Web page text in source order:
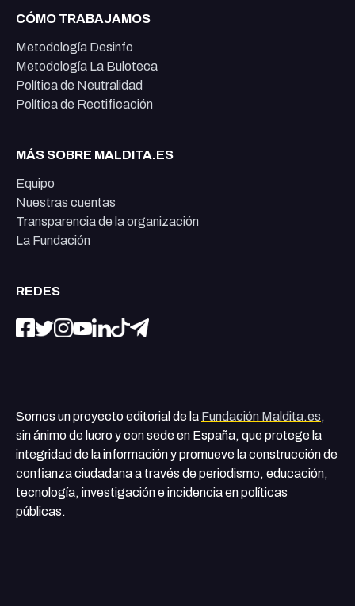
CÓMO TRABAJAMOS
Metodología Desinfo
Metodología La Buloteca
Política de Neutralidad
Política de Rectificación
MÁS SOBRE MALDITA.ES
Equipo
Nuestras cuentas
Transparencia de la organización
La Fundación
REDES
Somos un proyecto editorial de la Fundación Maldita.es,
sin ánimo de lucro y con sede en España, que protege la
integridad de la información y promueve la construcción de
confianza ciudadana a través de periodismo, educación,
tecnología, investigación e incidencia en políticas
públicas.